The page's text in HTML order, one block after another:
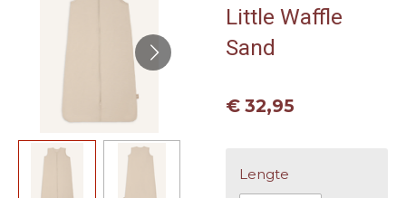
Little Waffle
Sand
€ 32,95
Lengte